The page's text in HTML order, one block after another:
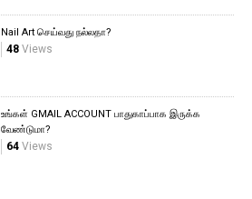
Nail Art செய்வது நல்லதா?
48Views
உங்கள் GMAIL ACCOUNT பாதுகாப்பாக இருக்க
வேண்டுமா?
64Views